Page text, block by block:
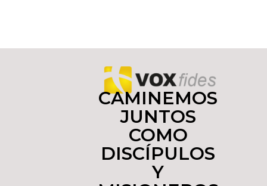
CAMINEMOS
JUNTOS
COMO
DISCÍPULOS
Y